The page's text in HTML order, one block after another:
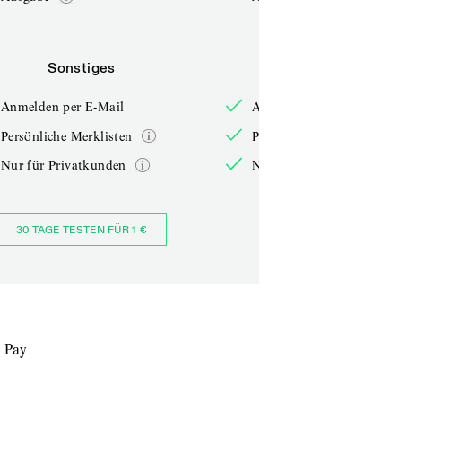
Sonstiges
Anmelden per E-Mail
Persönliche Merklisten
Nur für Privatkunden
30 TAGE TESTEN FÜR 1 €
Anmelden per E-Mail
Persönliche Merklisten
Nur für Privatkunden